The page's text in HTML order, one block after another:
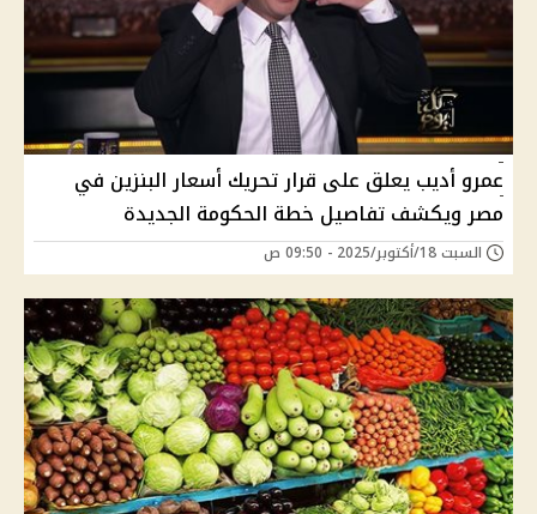
عمرو أديب يعلق على قرار تحريك أسعار البنزين في
مصر ويكشف تفاصيل خطة الحكومة الجديدة
السبت 18/أكتوبر/2025 - 09:50 ص